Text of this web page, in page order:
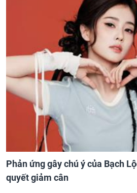
Phản ứng gây chú ý của Bạch
quyết giảm cân